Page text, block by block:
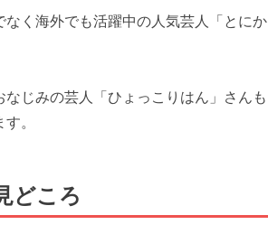
く海外でも活躍中の人気芸人「とにか
じみの芸人「ひょっこりはん」さんも
。
どころ